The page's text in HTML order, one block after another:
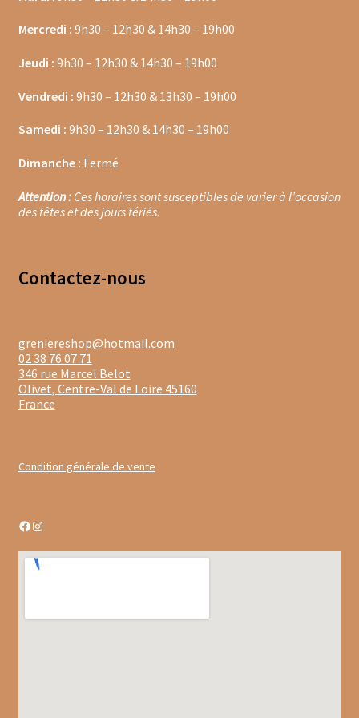
Moulins à poivre
Sels
Biscuits de chambord
Gâteaux apéritif
Insectes comestibles
Gourmandises sucrées
Mercredi : 9h30 – 12h30 & 14h30 – 19h00
Jeudi : 9h30 – 12h30 & 14h30 – 19h00
Vendredi : 9h30 – 12h30 & 13h30 – 19h00
Samedi : 9h30 – 12h30 & 14h30 – 19h00
Dimanche : Fermé
Attention :Ces horaires sont susceptibles de varier à l’occasion
des fêtes et des jours fériés.
Contactez-nous
greniereshop@hotmail.com
02 38 76 07 71
346 rue Marcel Belot
Olivet, Centre-Val de Loire 45160
France
Condition générale de vente
Facebook
Instagram